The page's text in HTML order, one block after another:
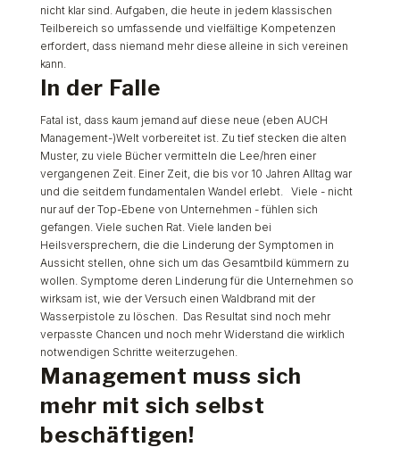
nicht klar sind. Aufgaben, die heute in jedem klassischen
Teilbereich so umfassende und vielfältige Kompetenzen
erfordert, dass niemand mehr diese alleine in sich vereinen
kann.
In der Falle
Fatal ist, dass kaum jemand auf diese neue (eben AUCH
Management-)Welt vorbereitet ist. Zu tief stecken die alten
Muster, zu viele Bücher vermitteln die Lee/hren einer
vergangenen Zeit. Einer Zeit, die bis vor 10 Jahren Alltag war
und die seitdem fundamentalen Wandel erlebt. Viele - nicht
nur auf der Top-Ebene von Unternehmen - fühlen sich
gefangen. Viele suchen Rat. Viele landen bei
Heilsversprechern, die die Linderung der Symptomen in
Aussicht stellen, ohne sich um das Gesamtbild kümmern zu
wollen. Symptome deren Linderung für die Unternehmen so
wirksam ist, wie der Versuch einen Waldbrand mit der
Wasserpistole zu löschen. Das Resultat sind noch mehr
verpasste Chancen und noch mehr Widerstand die wirklich
notwendigen Schritte weiterzugehen.
Management muss sich
mehr mit sich selbst
beschäftigen!